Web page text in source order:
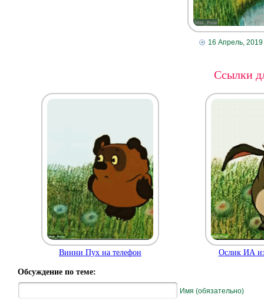
16 Апрель, 2019
Ссылки
Винни Пух на телефон Ослик ИА
Обсуждение по теме:
Имя (обязательно)